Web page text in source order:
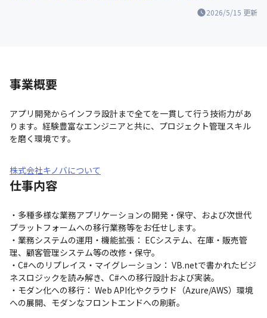
2026/5/15 更新
事業概要
アプリ開発からインフラ設計まで全てを一貫して行う技術力があ
ります。経験豊富なエンジニアと共に、プロジェクト管理スキル
を磨く環境です。
株式会社キノバについて
仕事内容
・多種多様な業務アプリケーションの開発・保守、および次世代
プラットフォームへの移行業務等をお任せします。
・業務システムの運用・機能拡張： ECシステム、在庫・販売管
理、顧客管理システム等の改修・保守。
・C#へのリプレイス・マイグレーション： VB.netで書かれたビジ
ネスロジックを読み解き、C#への移行設計および実装。
・モダン化への移行： Web API化やクラウド（Azure/AWS）環境
への展開、モダンなフロントエンドへの刷新。